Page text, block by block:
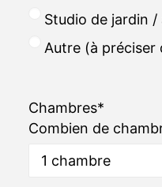
Studio de jardin /
Autre (à préciser
Chambres*
Combien de